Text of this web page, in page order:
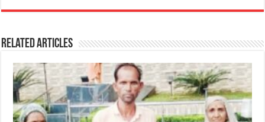
c
e
b
o
o
k
at
s
A
p
p
ss
n
g
e
r
itt
r
e
ra
m
ar
Related Articles